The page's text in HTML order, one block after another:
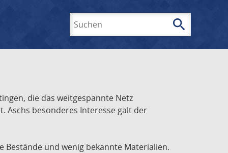
search
die das weitgespannte Netz
Aschs besonderes Interesse galt der
Bestände und wenig bekannte Materialien.